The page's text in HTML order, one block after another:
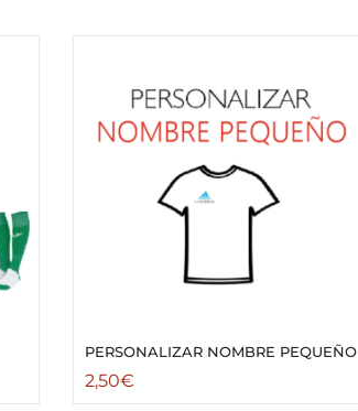
PERSONALIZAR NOMBRE PEQUEÑO
2,50€